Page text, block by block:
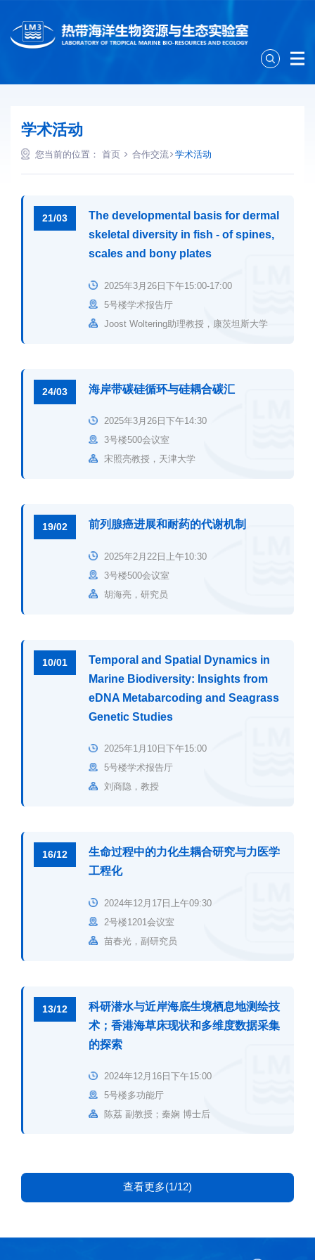
学术活动
您当前的位置： 首页 合作交流 学术活动
21/03
The developmental basis for dermal
skeletal diversity in fish - of spines,
scales and bony plates
2025年3月26日下午15:00-17:00
5号楼学术报告厅
Joost Woltering助理教授，康茨坦斯大学
24/03 海岸带碳硅循环与硅耦合碳汇
2025年3月26日下午14:30
3号楼500会议室
宋照亮教授，天津大学
19/02 前列腺癌进展和耐药的代谢机制
2025年2月22日上午10:30
3号楼500会议室
胡海亮，研究员
10/01
Temporal and Spatial Dynamics in
Marine Biodiversity: Insights from
eDNA Metabarcoding and Seagrass
Genetic Studies
2025年1月10日下午15:00
5号楼学术报告厅
刘商隐，教授
16/12
生命过程中的力化生耦合研究与力医学
工程化
2024年12月17日上午09:30
2号楼1201会议室
苗春光，副研究员
13/12
科研潜水与近岸海底生境栖息地测绘技
术；香港海草床现状和多维度数据采集
的探索
2024年12月16日下午15:00
5号楼多功能厅
陈荔 副教授；秦娴 博士后
查看更多(1/12)